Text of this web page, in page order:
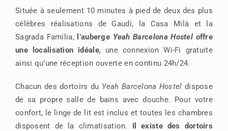
Située à seulement 10 minutes à pied de deux des plus
célèbres réalisations de Gaudí, la Casa Milà et la
Sagrada Família, l’auberge Yeah Barcelona Hostel offre
une localisation idéale, une connexion Wi-Fi gratuite
ainsi qu’une réception ouverte en continu 24h/24.
Chacun des dortoirs du Yeah Barcelona Hostel dispose
de sa propre salle de bains avec douche. Pour votre
confort, le linge de lit est inclus et toutes les chambres
disposent de la climatisation. Il existe des dortoirs